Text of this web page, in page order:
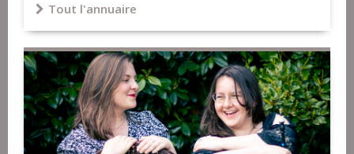
Tout l'annuaire